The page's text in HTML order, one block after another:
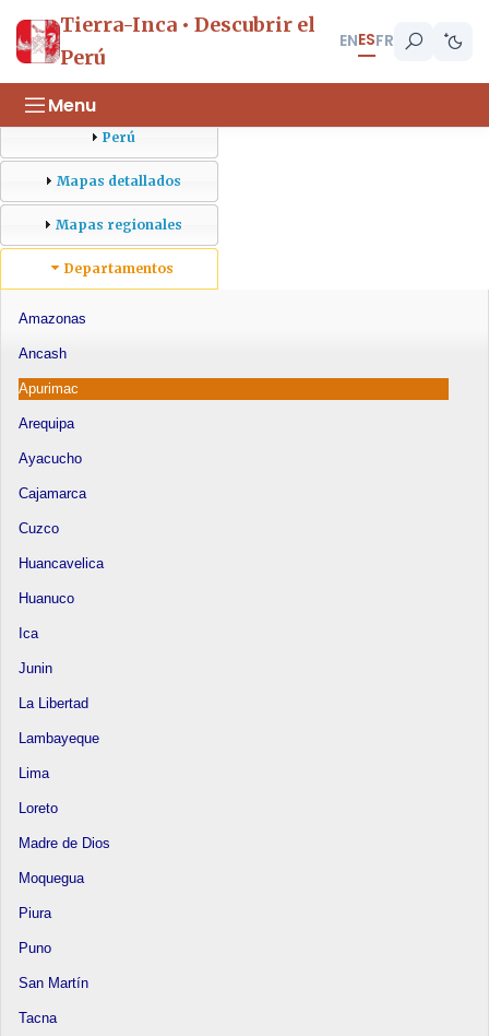
Tierra-Inca • Descubrir el
Perú
ENESFR
Menu
Perú
Mapas detallados
Mapas regionales
Departamentos
Amazonas
Ancash
Apurimac
Arequipa
Ayacucho
Cajamarca
Cuzco
Huancavelica
Huanuco
Ica
Junin
La Libertad
Lambayeque
Lima
Loreto
Madre de Dios
Moquegua
Piura
Puno
San Martín
Tacna